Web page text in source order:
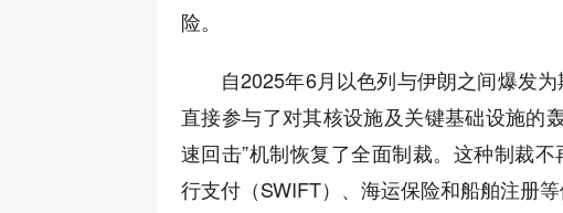
险。
自2025年6月以色列与伊朗之间爆发
直接参与了对其核设施及关键基础设施的
速回击”机制恢复了全面制裁。这种制裁
行支付（SWIFT）、海运保险和船舶注册等